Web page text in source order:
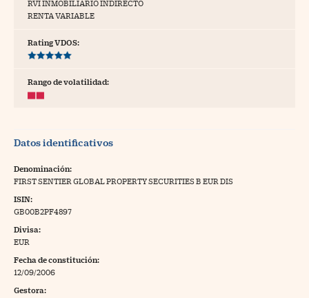
Pyme
RVI INMOBILIARIO INDIRECTO
RENTA VARIABLE
Rating VDOS:
Rango de volatilidad:
Datos identificativos
Denominación:
FIRST SENTIER GLOBAL PROPERTY SECURITIES B EUR DIS
ISIN:
GB00B2PF4897
Divisa:
EUR
Fecha de constitución:
12/09/2006
Gestora: